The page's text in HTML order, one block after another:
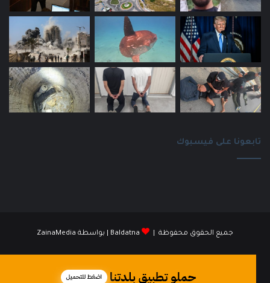
تابعونا على فيسبوك
جميع الحقوق محفوظة | Baldatna | بواسطة ZainaMedia